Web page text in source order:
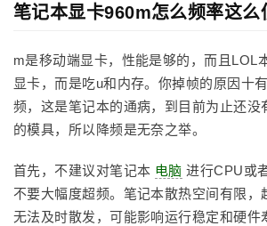
笔记本显卡960m怎么频率这么
m是移动端显卡，性能是够的，而且LOL
显卡，而是吃u和内存。你掉帧的原因十
频，这是笔记本的通病，到目前为止还没
的模具，所以降频是无奈之举。
首先，不建议对笔记本 电脑 进行CPU或
不要大幅度超频。笔记本散热空间有限，
无法及时散发，可能影响运行稳定和硬件